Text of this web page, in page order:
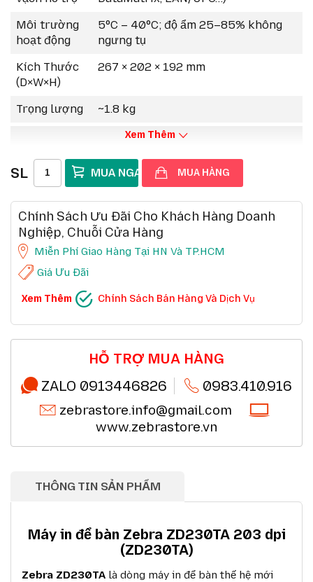
Bộ nhớ lớn hơn:hỗ trợ xử lý công việc in nhanh
chóng, ổn định.
Môi trường
hoạt động
5°C – 40°C; độ ẩm 25–85% không
ngưng tụ
Kích Thước
(D×W×H)
267 × 202 × 192 mm
Trọng lượng ~1.8 kg
Xem Thêm
SL MUA HÀNG
Chính Sách Ưu Đãi Cho Khách Hàng Doanh
Nghiệp, Chuỗi Cửa Hàng
Miễn Phí Giao Hàng Tại HN Và TP.HCM
Giá Ưu Đãi
CHÍNH SÁCH BÁN HÀNG VÀ DỊCH VỤ
Ưu đãi chuỗi cửa hàng, siêu thị
Ưu đãi khách hàng doanh nghiệp cả FDI Chi tiết
Đổi mới sản phẩm trong 7 ngày đầu (*) Chi tiết
Mua online - giao hàng nhanh chóng (*) Chi tiết
Chất lượng sản phẩm chính hãng CO,CQ (*)
Thanh toán chuyển khoản QRcode (*)
Xem Thêm Chính Sách Bán Hàng Và Dịch Vụ
HỖ TRỢ MUA HÀNG
ZALO 0913446826
0983.410.916
zebrastore.info@gmail.com
www.zebrastore.vn
THÔNG TIN SẢN PHẨM
Máy in để bàn Zebra ZD230TA 203 dpi
(ZD230TA)
Zebra ZD230TA là dòng máy in để bàn thế hệ mới